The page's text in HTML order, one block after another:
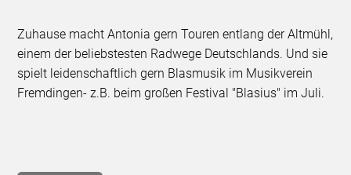
Zuhause macht Antonia gern Touren entlang der Altmühl,
einem der beliebstesten Radwege Deutschlands. Und sie
spielt leidenschaftlich gern Blasmusik im Musikverein
Fremdingen- z.B. beim großen Festival "Blasius" im Juli.